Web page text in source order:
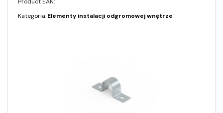
Kategoria:Elementy instalacji odgromowej wnętrze